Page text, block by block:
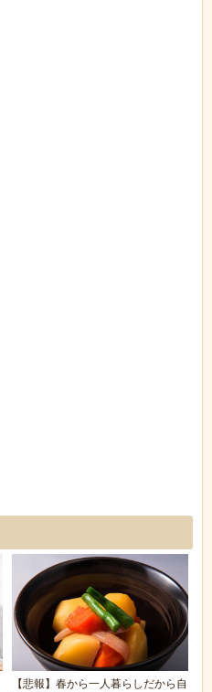
【悲報】春から一人暮らしだから自